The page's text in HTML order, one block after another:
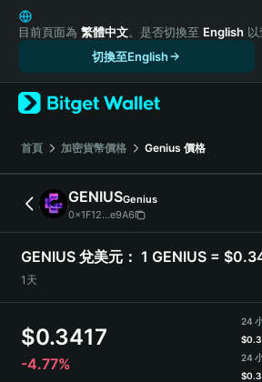
English
日本語
Русский
Español (Latinoamérica)
Türkçe
Italiano
简体中文
繁體中文
Português (Portugal)
Bahasa Indonesia
Español
目前頁面為 繁體中文。是否切換至 English
切換至English
首頁 加密貨幣價格 Genius 價格
GENIUSGenius
0x1F12...e9A6
GENIUS 兌美元： 1 GENIUS =
1天
$0.3417
-4.77%
24
$
24
$